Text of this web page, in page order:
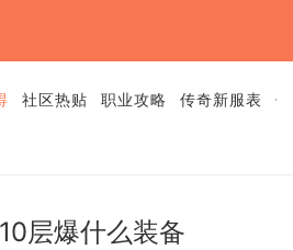
社区热贴 职业攻略 传奇新服表
层爆什么装备